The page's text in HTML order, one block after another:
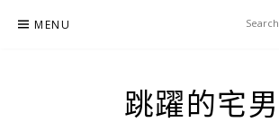
MENU
跳躍的宅男